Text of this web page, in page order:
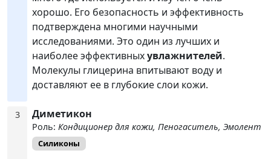
хорошо. Его безопасность и эффективность
подтверждена многими научными
исследованиями. Это один из лучших и
наиболее эффективныхувлажнителей.
Молекулы глицерина впитывают воду и
доставляют ее в глубокие слои кожи.
3 Диметикон
Роль: Кондиционер для кожи, Пеногаситель, Эмолент
Силиконы